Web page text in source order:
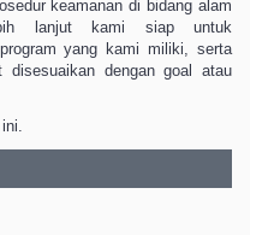
keamanan di bidang alam
lanjut kami siap untuk
yang kami miliki, serta
dengan goal atau